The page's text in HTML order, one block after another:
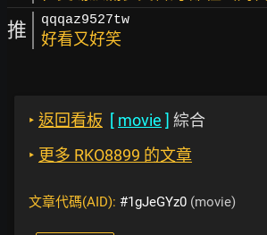
推 qqqaz9527tw
好看又好笑
‣ 返回看板 [ movie ] 綜合
‣ 更多 RKO8899 的文章
文章代碼(AID): #1gJeGYz0 (movie)